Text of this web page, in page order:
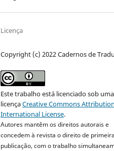
Licença
Copyright (c) 2022 Cadernos de
Este trabalho está licenciado sob uma
licençaCreative Commons
International License.
Autores mantêm os direitos autorais e
concedem à revista o direito de
publicação, com o trabalho